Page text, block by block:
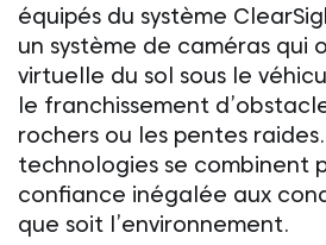
équipés du système
un système de caméras qui
virtuelle du sol sous le
le franchissement
rochers ou les pentes
technologies se combinent
confiance inégalée aux
que soit l’environnement.